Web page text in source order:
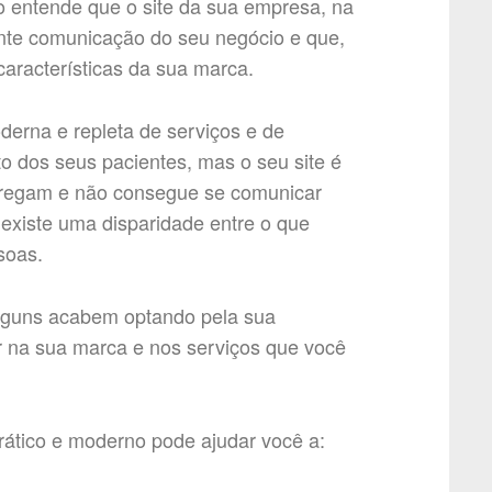
comunicação do seu negócio e que,
da sua marca.
e repleta de serviços e de
dos seus pacientes, mas o seu site é
e não consegue se comunicar
uma disparidade entre o que
acabem optando pela sua
sua marca e nos serviços que você
e moderno pode ajudar você a: